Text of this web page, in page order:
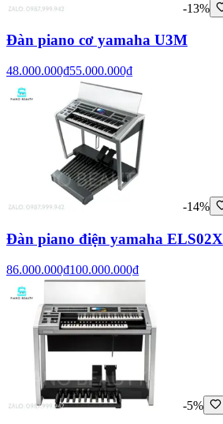
-13%
Đàn piano cơ yamaha U3M
48.000.000₫55.000.000₫
-14%
Đàn piano điện yamaha ELS02X
86.000.000₫100.000.000₫
-5%